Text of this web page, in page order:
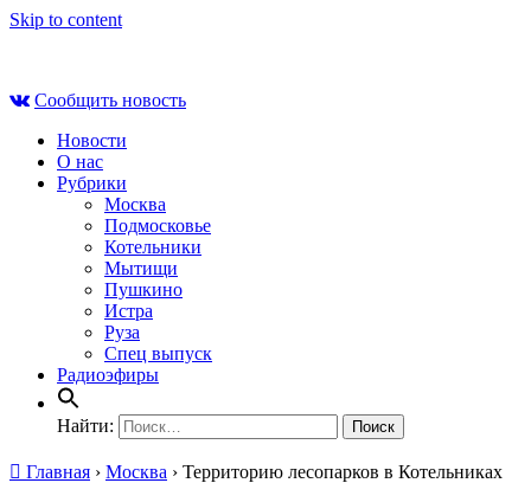
Skip to content
Сообщить новость
Новости
О нас
Рубрики
Москва
Подмосковье
Котельники
Мытищи
Пушкино
Истра
Руза
Спец выпуск
Радиоэфиры
Найти:
Главная › Москва › Территорию лесопарков в Котельниках